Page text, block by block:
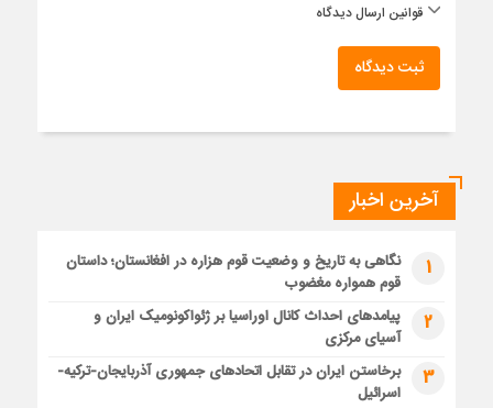
قوانین ارسال دیدگاه
ثبت دیدگاه
آخرین اخبار
1
نگاهی به تاریخ و وضعیت قوم هزاره در افغانستان؛ داستان
قوم همواره مغضوب
2
پیامدهای احداث کانال اوراسیا بر ژئواکونومیک ایران و
آسیای مرکزی
3
برخاستن ایران در تقابل اتحادهای جمهوری آذربایجان-ترکیه-
اسرائیل